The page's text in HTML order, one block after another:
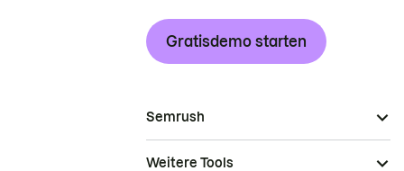
Gratisdemo starten
Semrush
Weitere Tools